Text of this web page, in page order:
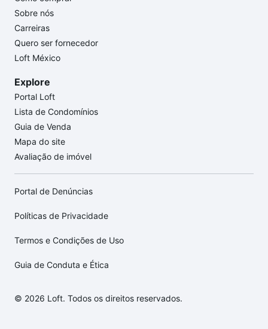
Sobre nós
Carreiras
Quero ser fornecedor
Loft México
Explore
Portal Loft
Lista de Condomínios
Guia de Venda
Mapa do site
Avaliação de imóvel
Portal de Denúncias
Políticas de Privacidade
Termos e Condições de Uso
Guia de Conduta e Ética
© 2026 Loft. Todos os direitos reservados.